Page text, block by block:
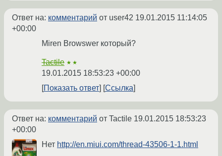
Ответ на: комментарий от user42 19.01.2015 11:14:05
+00:00
Miren Browswer который?
Tactile ★★
19.01.2015 18:53:23 +00:00
Показать ответ
Ссылка
Ответ на: комментарий от Tactile 19.01.2015 18:53:23
+00:00
Нет http://en.miui.com/thread-43506-1-1.html